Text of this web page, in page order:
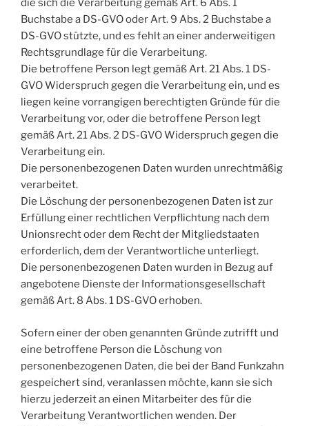
die sich die Verarbeitung gemäß Art. 6 Abs. 1
Buchstabe a DS-GVO oder Art. 9 Abs. 2 Buchstabe a
DS-GVO stützte, und es fehlt an einer anderweitigen
Rechtsgrundlage für die Verarbeitung.
Die betroffene Person legt gemäß Art. 21 Abs. 1 DS-
GVO Widerspruch gegen die Verarbeitung ein, und es
liegen keine vorrangigen berechtigten Gründe für die
Verarbeitung vor, oder die betroffene Person legt
gemäß Art. 21 Abs. 2 DS-GVO Widerspruch gegen die
Verarbeitung ein.
Die personenbezogenen Daten wurden unrechtmäßig
verarbeitet.
Die Löschung der personenbezogenen Daten ist zur
Erfüllung einer rechtlichen Verpflichtung nach dem
Unionsrecht oder dem Recht der Mitgliedstaaten
erforderlich, dem der Verantwortliche unterliegt.
Die personenbezogenen Daten wurden in Bezug auf
angebotene Dienste der Informationsgesellschaft
gemäß Art. 8 Abs. 1 DS-GVO erhoben.
Sofern einer der oben genannten Gründe zutrifft und
eine betroffene Person die Löschung von
personenbezogenen Daten, die bei der Band Funkzahn
gespeichert sind, veranlassen möchte, kann sie sich
hierzu jederzeit an einen Mitarbeiter des für die
Verarbeitung Verantwortlichen wenden. Der